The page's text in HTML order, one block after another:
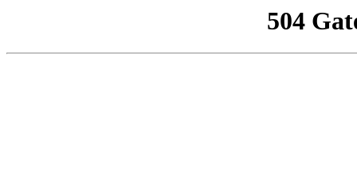
504